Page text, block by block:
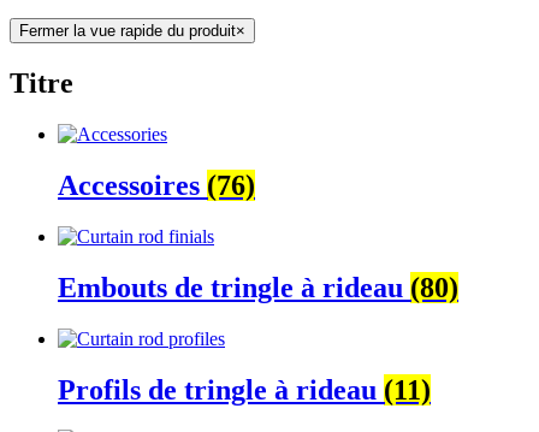
Fermer la vue rapide du produit×
Titre
Accessoires (76)
Embouts de tringle à rideau (80)
Profils de tringle à rideau (11)